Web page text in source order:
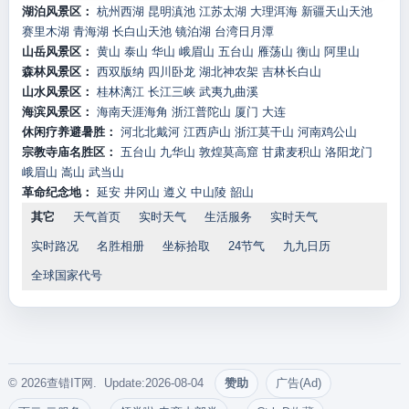
湖泊风景区： 杭州西湖 昆明滇池 江苏太湖 大理洱海 新疆天山天池
赛里木湖 青海湖 长白山天池 镜泊湖 台湾日月潭
山岳风景区： 黄山 泰山 华山 峨眉山 五台山 雁荡山 衡山 阿里山
森林风景区： 西双版纳 四川卧龙 湖北神农架 吉林长白山
山水风景区： 桂林漓江 长江三峡 武夷九曲溪
海滨风景区： 海南天涯海角 浙江普陀山 厦门 大连
休闲疗养避暑胜： 河北北戴河 江西庐山 浙江莫干山 河南鸡公山
宗教寺庙名胜区： 五台山 九华山 敦煌莫高窟 甘肃麦积山 洛阳龙门
峨眉山 嵩山 武当山
革命纪念地： 延安 井冈山 遵义 中山陵 韶山
其它
天气首页 实时天气 生活服务 实时天气
实时路况 名胜相册 坐标拾取 24节气 九九日历
全球国家代号
© 2026查错IT网. Update:2026-08-04 赞助 广告(Ad)